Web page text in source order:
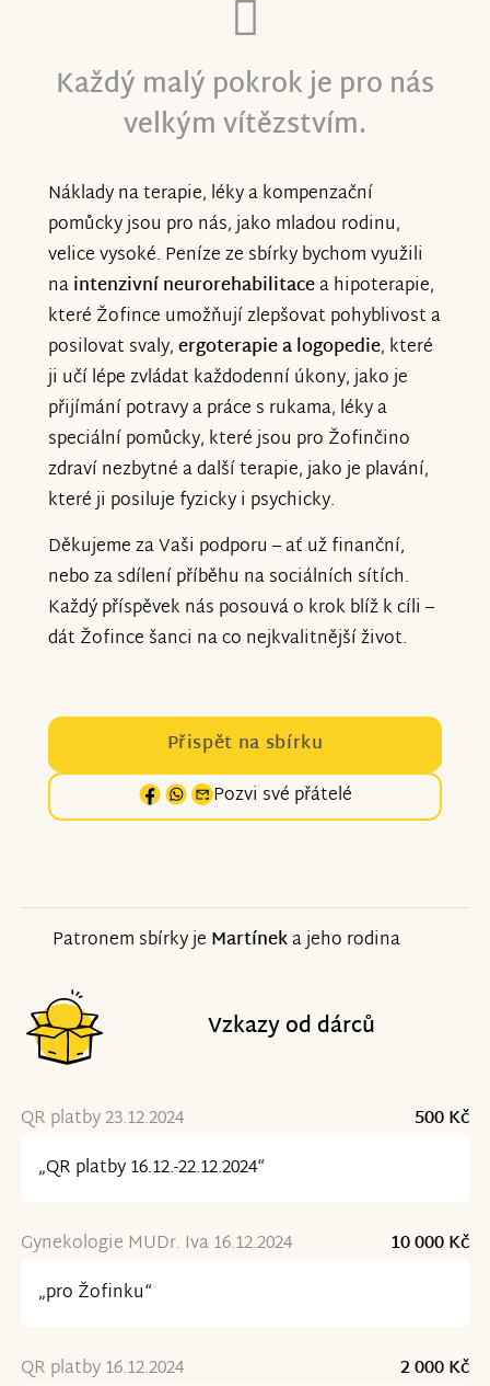
Každý malý pokrok je pro nás
velkým vítězstvím.
Náklady na terapie, léky a kompenzační
pomůcky jsou pro nás, jako mladou rodinu,
velice vysoké. Peníze ze sbírky bychom využili
naintenzivní neurorehabilitacea hipoterapie,
které Žofince umožňují zlepšovat pohyblivost a
posilovat svaly,ergoterapie a logopedie, které
ji učí lépe zvládat každodenní úkony, jako je
přijímání potravy a práce s rukama, léky a
speciální pomůcky, které jsou pro Žofinčino
zdraví nezbytné a další terapie, jako je plavání,
které ji posiluje fyzicky i psychicky.
Děkujeme za Vaši podporu – ať už finanční,
nebo za sdílení příběhu na sociálních sítích.
Každý příspěvek nás posouvá o krok blíž k cíli –
dát Žofince šanci na co nejkvalitnější život.
Přispět na sbírku
Pozvi své přátelé
Patronem sbírky je Martíneka jeho rodina
Vzkazy od dárců
QR platby 23.12.2024
500 Kč
„QR platby 16.12.-22.12.2024“
Gynekologie MUDr. Iva 16.12.2024
10 000 Kč
„pro Žofinku“
QR platby 16.12.2024
2 000 Kč